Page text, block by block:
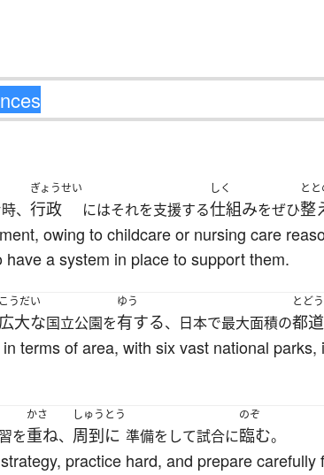
、
ぎょうせい
行政 にはそれを支援する
しく
仕組みをぜひ
とと
整
owing to childcare or nursing care
a system in place to support them.
こうだい
広大な国立公園を
ゆう
有する、日本で最大面積の
とど
都
terms of area, with six vast national
を
かさ
重ね、
しゅうとう
周到に 準備をして試合に
のぞ
臨む。
practice hard, and prepare carefully